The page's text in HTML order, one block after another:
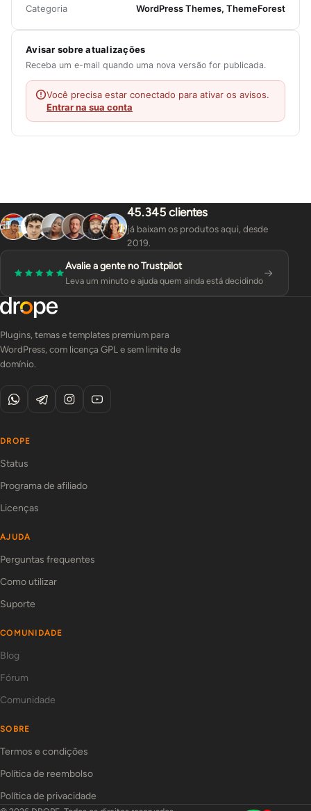
Categoria WordPress Themes, ThemeForest
Avisar sobre atualizações
Receba um e-mail quando uma nova versão for publicada.
Você precisa estar conectado para ativar os avisos.
Entrar na sua conta
45.345 clientes
já baixam os produtos aqui, desde
2019.
Avalie a gente no Trustpilot
Leva um minuto e ajuda quem ainda está decidindo
Plugins, temas e templates premium para
WordPress, com licença GPL e sem limite de
domínio.
DROPE
Status
Programa de afiliado
Licenças
AJUDA
Perguntas frequentes
Como utilizar
Suporte
COMUNIDADE
Blog
Fórum
Comunidade
SOBRE
Termos e condições
Política de reembolso
Política de privacidade